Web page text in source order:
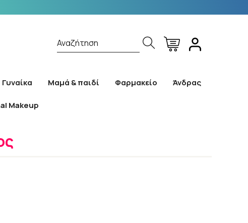
Αναζήτηση
Γυναίκα Μαμά & παιδί Φαρμακείο Άνδρας
Makeup